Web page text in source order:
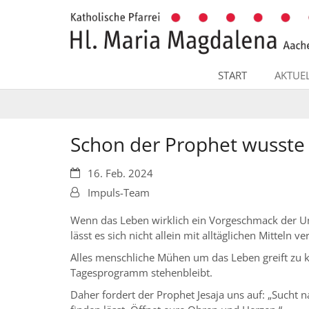
START
Schon der Prophet wusste
Datum:16. Feb. 2024
Von:Impuls-Team
Wenn das Leben wirklich ein Vorgeschmack der
lässt es sich nicht allein mit alltäglichen Mitteln
Alles menschliche Mühen um das Leben greift zu
Tagesprogramm stehenbleibt.
Daher fordert der Prophet Jesaja uns auf: „Sucht